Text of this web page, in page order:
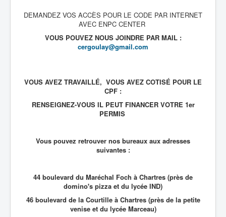
DEMANDEZ VOS ACCÈS POUR LE CODE PAR INTERNET
AVEC ENPC CENTER
VOUS POUVEZ NOUS JOINDRE PAR MAIL :
cergoulay@gmail.com
VOUS AVEZ TRAVAILLÉ, VOUS AVEZ COTISÉ POUR LE
CPF :
RENSEIGNEZ-VOUS IL PEUT FINANCER VOTRE 1er
PERMIS
Vous pouvez retrouver nos bureaux aux adresses
suivantes :
44 boulevard du Maréchal Foch à Chartres (près de
domino's pizza et du lycée IND)
46 boulevard de la Courtille à Chartres (près de la petite
venise et du lycée Marceau)